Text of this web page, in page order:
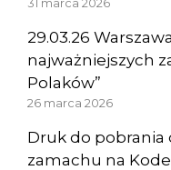
31 marca 2026
29.03.26
najważniejszych
Polaków”
26 marca 2026
Druk do pobrania
zamachu na